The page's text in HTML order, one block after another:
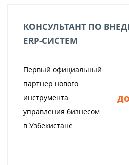
КОНСУЛЬТАНТ ПО
ERP-СИСТЕМ
Первый официальный
партнер нового
инструмента
управления бизнесом
в Узбекистане